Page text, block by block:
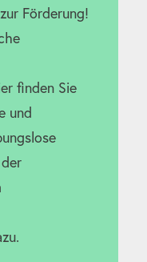
Förderung!
finden Sie
und